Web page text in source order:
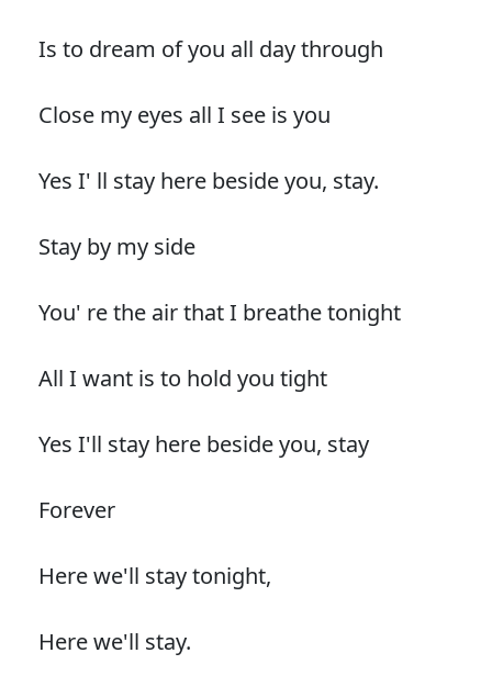
Is to dream of you all day through
Close my eyes all I see is you
Yes I' ll stay here beside you, stay.
Stay by my side
You' re the air that I breathe tonight
All I want is to hold you tight
Yes I'll stay here beside you, stay
Forever
Here we'll stay tonight,
Here we'll stay.